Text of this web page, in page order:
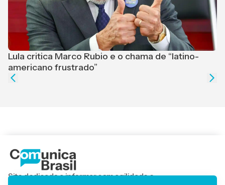
Lula critica Marco Rubio e o chama de “latino-
americano frustrado”
Site dedicado a informar com agilidade e